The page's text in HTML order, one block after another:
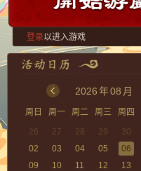
登录以进入游戏
2026年08 月
周日 周一 周二 周三 周四
26
27 28 29 30
02
03 04 05 06
09
10 11 12 13